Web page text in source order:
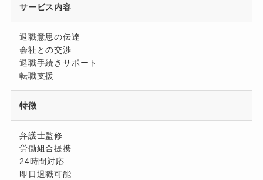
サービス内容
退職意思の伝達
会社との交渉
退職手続きサポート
転職支援
特徴
弁護士監修
労働組合提携
24時間対応
即日退職可能